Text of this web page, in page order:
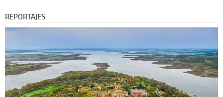
REPORTAJES